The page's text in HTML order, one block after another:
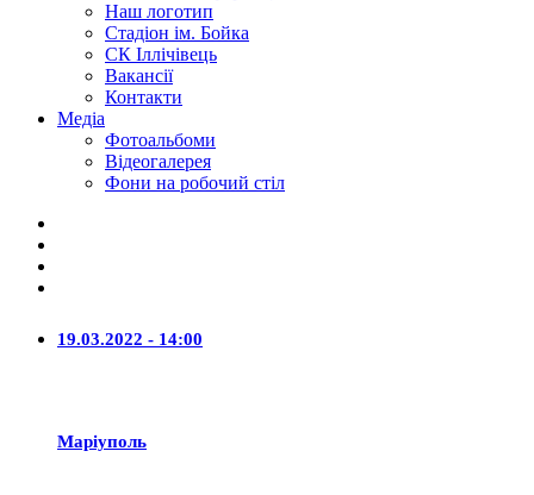
Наш логотип
Стадіон ім. Бойка
СК Іллічівець
Вакансії
Контакти
Медіа
Фотоальбоми
Відеогалерея
Фони на робочий стіл
19.03.2022 - 14:00
Маріуполь